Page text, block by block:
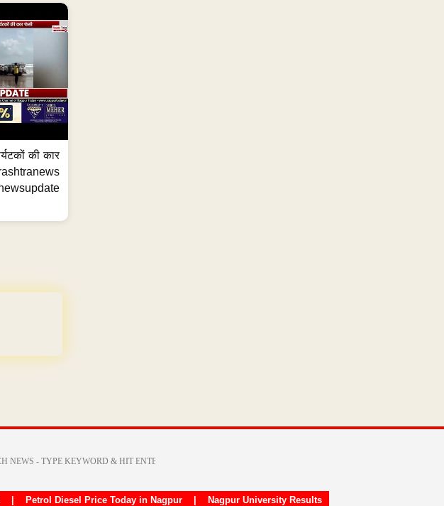
की कार
| Petrol Diesel Price Today in Nagpur| Nagpur University Results